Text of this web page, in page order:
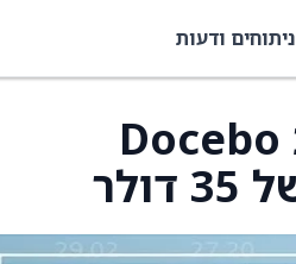
ניתוחים ודעות
Cantor Fitzgerald החלו לסקר את Docebo